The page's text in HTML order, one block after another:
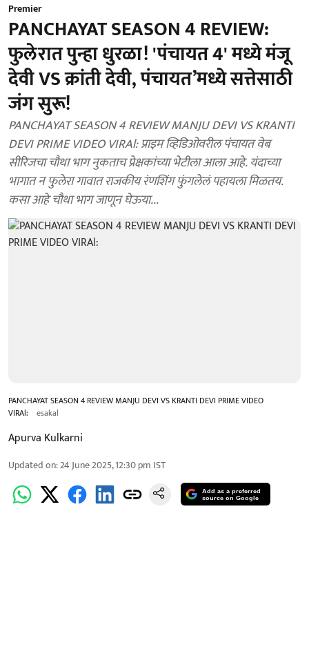
Premier
PANCHAYAT SEASON 4 REVIEW:
फुलेरात पुन्हा धुरळा! 'पंचायत 4' मध्ये मंजू
देवी VS क्रांती देवी, पंचायत’मध्ये सत्तेसाठी
जंग सुरू!
PANCHAYAT SEASON 4 REVIEW MANJU DEVI VS KRANTI
DEVI PRIME VIDEO VIRAl: प्राइम व्हिडिओवरील पंचायत वेब
सीरिजचा चौथा भाग नुकताच प्रेक्षकांच्या भेटीला आला आहे. यंदाच्या
भागात न फुलेरा गावात राजकीय रंणशिंग फुंगलेलं पहायला मिळतय.
कसा आहे चौथा भाग जाणून घेऊया...
PANCHAYAT SEASON 4 REVIEW MANJU DEVI VS KRANTI DEVI PRIME VIDEO
VIRAl:
esakal
Apurva Kulkarni
Updated on:24 June 2025, 12:30 pm IST
Add as a preferred
source on Google